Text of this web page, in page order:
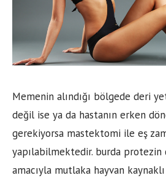
Memenin alındığı bölgede deri
değil ise ya da hastanın erken
gerekiyorsa mastektomi ile eş
yapılabilmektedir. burda
amacıyla mutlaka hayvan